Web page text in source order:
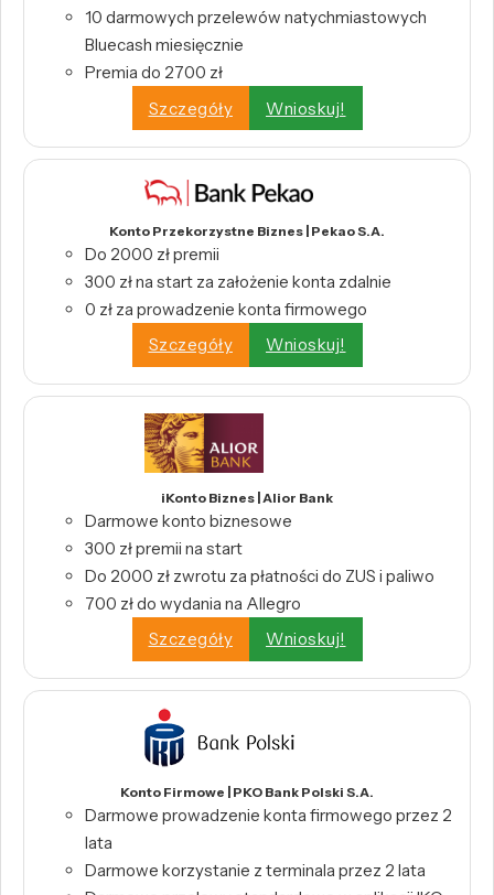
10 darmowych przelewów natychmiastowych
Bluecash miesięcznie
Premia do 2700 zł
Szczegóły
Wnioskuj!
Konto Przekorzystne Biznes | Pekao S.A.
Do 2000 zł premii
300 zł na start za założenie konta zdalnie
0 zł za prowadzenie konta firmowego
Szczegóły
Wnioskuj!
iKonto Biznes | Alior Bank
Darmowe konto biznesowe
300 zł premii na start
Do 2000 zł zwrotu za płatności do ZUS i paliwo
700 zł do wydania na Allegro
Szczegóły
Wnioskuj!
Konto Firmowe | PKO Bank Polski S.A.
Darmowe prowadzenie konta firmowego przez 2
lata
Darmowe korzystanie z terminala przez 2 lata